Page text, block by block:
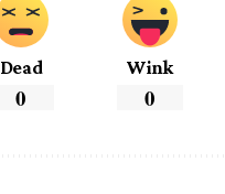
Dead
0
Wink
0